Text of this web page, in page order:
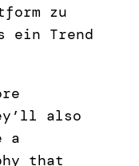
zu
ein Trend
also
a
that